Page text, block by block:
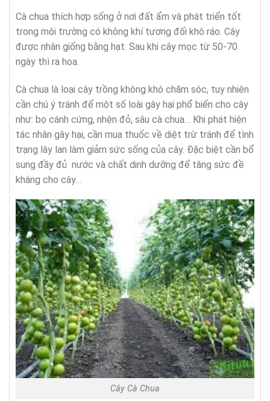
Cà chua thích hợp sống ở nơi đất ẩm và phát triển tốt
trong môi trường có không khí tương đối khô ráo. Cây
được nhân giống bằng hạt. Sau khi cây mọc từ 50-70
ngày thì ra hoa.
Cà chua là loại cây trồng không khó chăm sóc, tuy nhiên
cần chú ý tránh để một số loài gây hại phổ biến cho cây
như: bọ cánh cứng, nhện đỏ, sâu cà chua… Khi phát hiện
tác nhân gây hại, cần mua thuốc về diệt trừ tránh để tình
trạng lây lan làm giảm sức sống của cây. Đặc biệt cần bổ
sung đầy đủ nước và chất dinh dưỡng để tăng sức đề
kháng cho cây…
Cây Cà Chua